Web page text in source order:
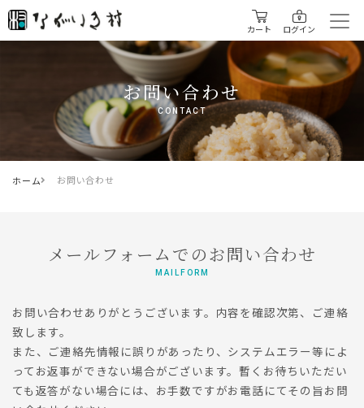
カート ログイン
お問い合わせ
CONTACT
ホーム お問い合わせ
メールフォームでのお問い合わせ
MAILFORM
お問い合わせありがとうございます。内容を確認次第、ご連絡
致します。
また、ご連絡先情報に誤りがあったり、システムエラー等によ
ってお返事ができない場合がございます。暫くお待ちいただい
ても返答がない場合には、お手数ですがお電話にてその旨お問